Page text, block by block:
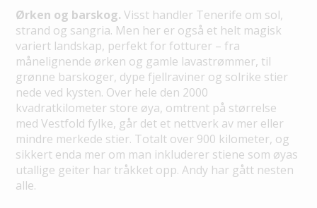
Ørken og barskog. Visst handler Tenerife om sol,
strand og sangria. Men her er også et helt magisk
variert landskap, perfekt for fotturer – fra
månelignende ørken og gamle lavastrømmer, til
grønne barskoger, dype fjellraviner og solrike stier
nede ved kysten. Over hele den 2000
kvadratkilometer store øya, omtrent på størrelse
med Vestfold fylke, går det et nettverk av mer eller
mindre merkede stier. Totalt over 900 kilometer, og
sikkert enda mer om man inkluderer stiene som øyas
utallige geiter har tråkket opp. Andy har gått nesten
alle.